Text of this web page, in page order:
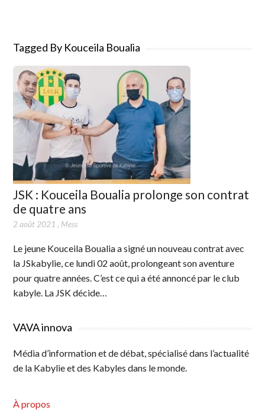
Tagged By Kouceila Boualia
JSK : Kouceila Boualia prolonge son contrat
de quatre ans
2 août 2021 , Mess
Le jeune Kouceila Boualia a signé un nouveau contrat avec
la JSkabylie, ce lundi 02 août, prolongeant son aventure
pour quatre années. C’est ce qui a été annoncé par le club
kabyle. La JSK décide…
VAVA innova
Média d’information et de débat, spécialisé dans l’actualité
de la Kabylie et des Kabyles dans le monde.
À propos